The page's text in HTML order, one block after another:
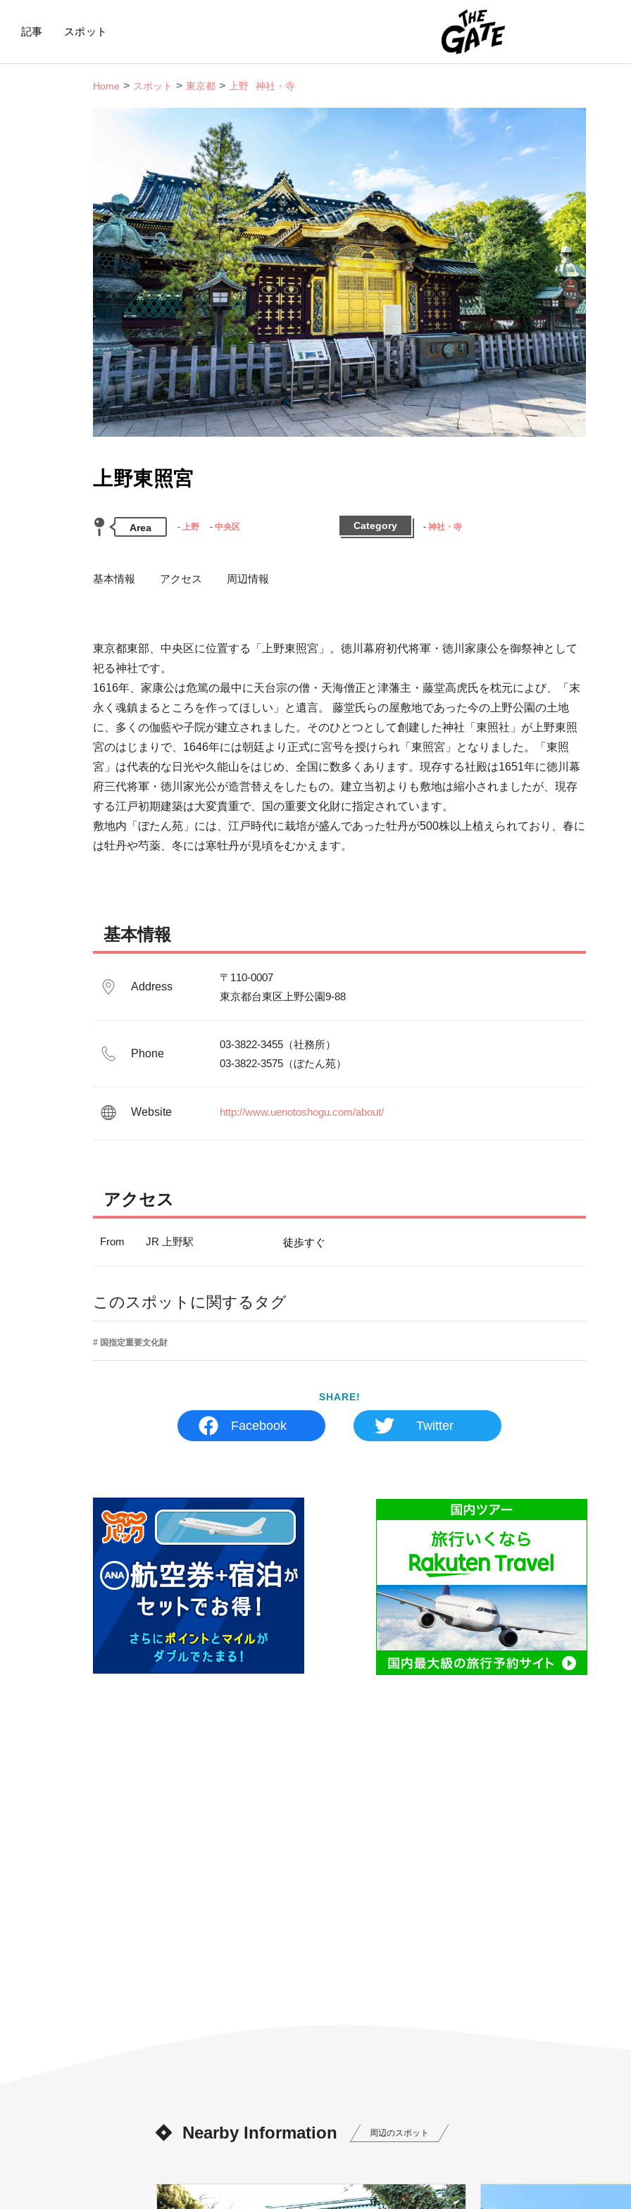
記事 スポット
Home スポット 東京都 上野 神社・寺
上野東照宮
Area 上野 中央区 Category 神社・寺
基本情報 アクセス 周辺情報
東京都東部、中央区に位置する「上野東照宮」。徳川幕府初代将軍・徳川家康公を御祭神として
祀る神社です。
1616年、家康公は危篤の最中に天台宗の僧・天海僧正と津藩主・藤堂高虎氏を枕元によび、「末
永く魂鎮まるところを作ってほしい」と遺言。 藤堂氏らの屋敷地であった今の上野公園の土地
に、多くの伽藍や子院が建立されました。そのひとつとして創建した神社「東照社」が上野東照
宮のはじまりで、1646年には朝廷より正式に宮号を授けられ「東照宮」となりました。「東照
宮」は代表的な日光や久能山をはじめ、全国に数多くあります。現存する社殿は1651年に徳川幕
府三代将軍・徳川家光公が造営替えをしたもの。建立当初よりも敷地は縮小されましたが、現存
する江戸初期建築は大変貴重で、国の重要文化財に指定されています。
敷地内「ぼたん苑」には、江戸時代に栽培が盛んであった牡丹が500株以上植えられており、春に
は牡丹や芍薬、冬には寒牡丹が見頃をむかえます。
基本情報
Address
〒110-0007
東京都台東区上野公園9-88
Phone
03-3822-3455（社務所）
03-3822-3575（ぼたん苑）
Website http://www.uenotoshogu.com/about/
アクセス
From JR 上野駅 徒歩すぐ
このスポットに関するタグ
国指定重要文化財
SHARE!
Facebook Twitter
Nearby Information 周辺のスポット